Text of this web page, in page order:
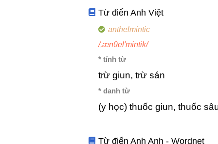
Từ điển Anh Việt
anthelmintic
/,ænθel'mintik/
* tính từ
trừ giun, trừ sán
* danh từ
(y học) thuốc giun, thuốc
Từ điển Anh Anh - Wordnet